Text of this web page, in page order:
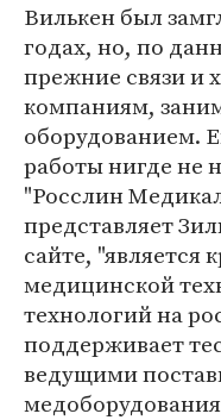
Вилькен был
годах, но, по
прежние связи и
компаниям,
оборудованием.
работы нигде не
"Росслин
представляет
сайте,
медицинской
технологий на
поддерживает
ведущими